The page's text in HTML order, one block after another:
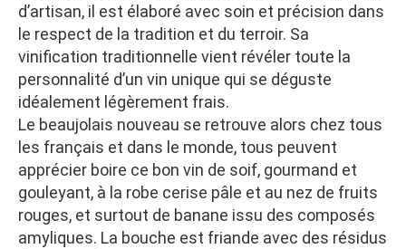
d’artisan, il est élaboré avec soin et précision dans
le respect de la tradition et du terroir. Sa
vinification traditionnelle vient révéler toute la
personnalité d’un vin unique qui se déguste
idéalement légèrement frais.
Le beaujolais nouveau se retrouve alors chez tous
les français et dans le monde, tous peuvent
apprécier boire ce bon vin de soif, gourmand et
gouleyant, à la robe cerise pâle et au nez de fruits
rouges, et surtout de banane issu des composés
amyliques. La bouche est friande avec des résidus